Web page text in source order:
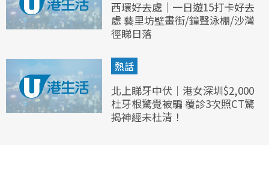
西環好去處｜一日遊15打卡好去
處 藝里坊壁畫街/鐘聲泳棚/沙灣
徑睇日落
熱話
北上睇牙中伏｜港女深圳$2,000
杜牙根驚覺被騙 覆診3次照CT驚
揭神經未杜清！